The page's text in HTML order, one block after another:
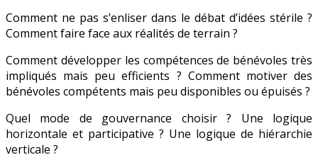
Comment ne pas s’enliser dans le débat d’idées stérile ?
Comment faire face aux réalités de terrain ?
Comment développer les compétences de bénévoles très
impliqués mais peu efficients ? Comment motiver des
bénévoles compétents mais peu disponibles ou épuisés ?
Quel mode de gouvernance choisir ? Une logique
horizontale et participative ? Une logique de hiérarchie
verticale ?